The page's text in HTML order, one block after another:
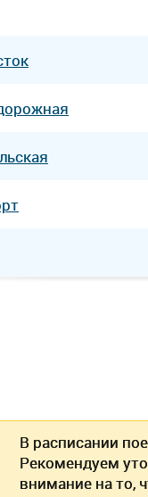
В расписании
Рекомендуем
внимание на то,